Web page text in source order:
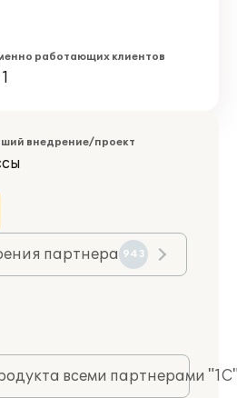
работающих клиентов
внедрение/проект
партнера 943
всеми партнерами